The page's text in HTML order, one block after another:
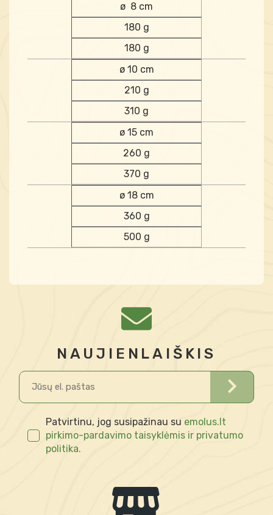
ø 8 cm
180 g
180 g
ø 10 cm
210 g
310 g
ø 15 cm
260 g
370 g
ø 18 cm
360 g
500 g
NAUJIENLAIŠKIS
Patvirtinu, jog susipažinau su emolus.lt
pirkimo-pardavimo taisyklėmis ir privatumo
politika.